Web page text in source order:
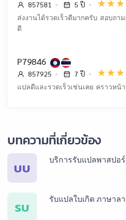
857581 5 ปี
ส่งงานได้รวดเร็วดีมากครับ สอบถา
ดี
P79846
857925 7 ปี
แปลดีและรวดเร็วเช่นเคย คราวหน้
บทความที่เกี่ยวข้อง
บบ บริการรับแปลพาสปอ
รบ รับแปลใบเกิด ภาษาล